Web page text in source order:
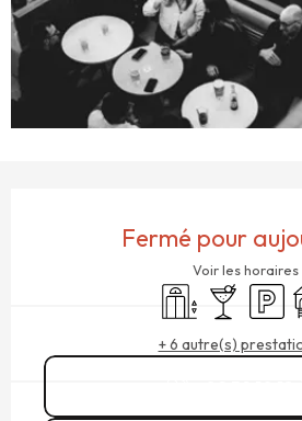
Fermé pour
Voir les horaires
AscenseurBar / Buvette
Parking
+ 6 autre(s)